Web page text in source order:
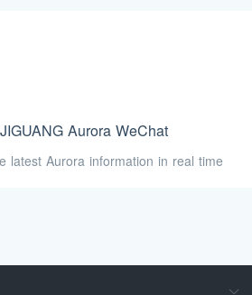
Aurora WeChat
latest Aurora information in real time